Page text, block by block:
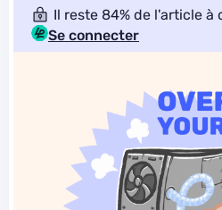
Il reste 84% de l'article à
Se connecter